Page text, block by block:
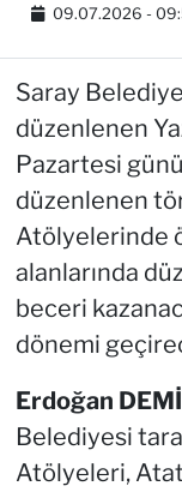
09.07.2026 -
Saray
düzenlenen
Pazartesi
düzenlenen
Atölyelerinde
alanlarında
beceri
dönemi
Erdoğan
Belediyesi
Atölyeleri,